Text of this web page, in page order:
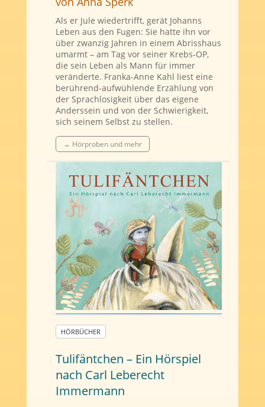
Als er Jule wiedertrifft, gerät Johanns
Leben aus den Fugen: Sie hatte ihn vor
über zwanzig Jahren in einem Abrisshaus
umarmt – am Tag vor seiner Krebs-OP,
die sein Leben als Mann für immer
veränderte. Franka-Anne Kahl liest eine
berührend-aufwühlende Erzählung von
der Sprachlosigkeit über das eigene
Anderssein und von der Schwierigkeit,
sich seinem Selbst zu stellen.
→ Hörproben und mehr
HÖRBÜCHER
Tulifäntchen – Ein Hörspiel
nach Carl Leberecht
Immermann